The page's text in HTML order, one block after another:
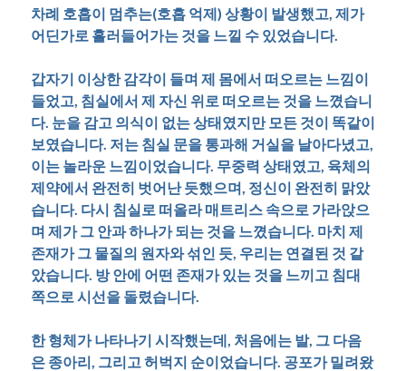
차례 호흡이 멈추는(호흡 억제) 상황이 발생했고, 제가
어딘가로 흘러들어가는 것을 느낄 수 있었습니다.
갑자기 이상한 감각이 들며 제 몸에서 떠오르는 느낌이
들었고, 침실에서 제 자신 위로 떠오르는 것을 느꼈습니
다. 눈을 감고 의식이 없는 상태였지만 모든 것이 똑같이
보였습니다. 저는 침실 문을 통과해 거실을 날아다녔고,
이는 놀라운 느낌이었습니다. 무중력 상태였고, 육체의
제약에서 완전히 벗어난 듯했으며, 정신이 완전히 맑았
습니다. 다시 침실로 떠올라 매트리스 속으로 가라앉으
며 제가 그 안과 하나가 되는 것을 느꼈습니다. 마치 제
존재가 그 물질의 원자와 섞인 듯, 우리는 연결된 것 같
았습니다. 방 안에 어떤 존재가 있는 것을 느끼고 침대
쪽으로 시선을 돌렸습니다.
한 형체가 나타나기 시작했는데, 처음에는 발, 그 다음
은 종아리, 그리고 허벅지 순이었습니다. 공포가 밀려왔